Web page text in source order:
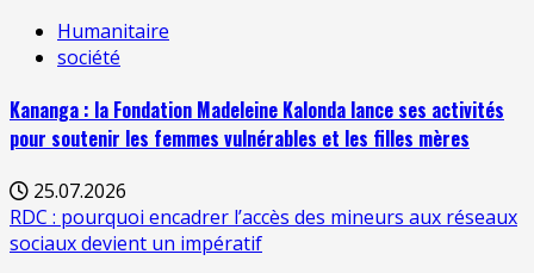
Humanitaire
société
Kananga : la Fondation Madeleine Kalonda lance ses activités
pour soutenir les femmes vulnérables et les filles mères
25.07.2026
RDC : pourquoi encadrer l’accès des mineurs aux réseaux
sociaux devient un impératif